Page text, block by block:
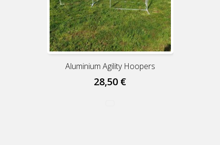
Aluminium Agility Hoopers
28,50 €